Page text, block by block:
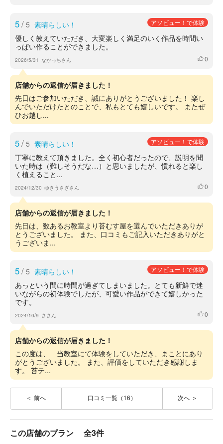
5/ 5 素晴らしい！ アソビュー！で体験
優しく教えていただき、大変楽しく満足のいく作品を時間い
っぱい作ることができました。
2026/5/31 なかっちさん いいね
0
店舗からの返信が届きました！
先日はご参加いただき、誠にありがとうございました！ 楽し
んでいただけたとのことで、私もとても嬉しいです。 またぜ
ひお越し...
5/ 5 素晴らしい！ アソビュー！で体験
丁寧に教えて頂きました。全く初心者だったので、説明を聞
いた時は（難しそうだな…）と思いましたが、慣れると楽し
く植えること...
2024/12/30 ゆきうさぎさん いいね
0
店舗からの返信が届きました！
先日は、数あるお教室より苔むす屋を選んでいただきありが
とうございました。 また、口コミもご記入いただきありがと
うございま...
5/ 5 素晴らしい！ アソビュー！で体験
あっという間に時間が過ぎてしまいました。とても新鮮で迷
いながらの初体験でしたが、可愛い作品ができて嬉しかった
です。
2024/10/9 ささん いいね
0
店舗からの返信が届きました！
この度は、 当教室にて体験をしていただき、まことにあり
がとうございました。 また、評価をしていただき感謝しま
す。 苔テ...
前へ 口コミ一覧（16） 次へ
この店舗のプラン 全3件